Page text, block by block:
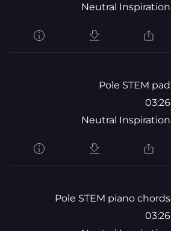
Neutral Inspiration
Pole STEM pad
03:26
Neutral Inspiration
Pole STEM piano chords
03:26